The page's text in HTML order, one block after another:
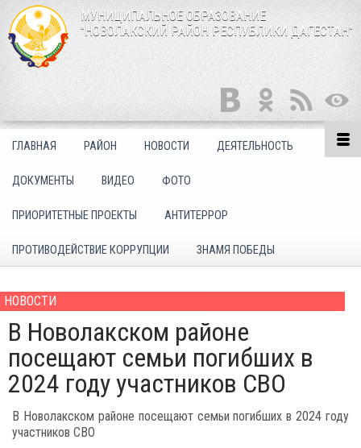
МУНИЦИПАЛЬНОЕ ОБРАЗОВАНИЕ
"НОВОЛАКСКИЙ РАЙОН РЕСПУБЛИКИ ДАГЕСТАН"
ГЛАВНАЯ РАЙОН НОВОСТИ ДЕЯТЕЛЬНОСТЬ
ДОКУМЕНТЫ ВИДЕО ФОТО
ПРИОРИТЕТНЫЕ ПРОЕКТЫ АНТИТЕРРОР
ПРОТИВОДЕЙСТВИЕ КОРРУПЦИИ ЗНАМЯ ПОБЕДЫ
НОВОСТИ
В Новолакском районе
посещают семьи погибших в
2024 году участников СВО
В Новолакском районе посещают семьи погибших в 2024 году
участников СВО